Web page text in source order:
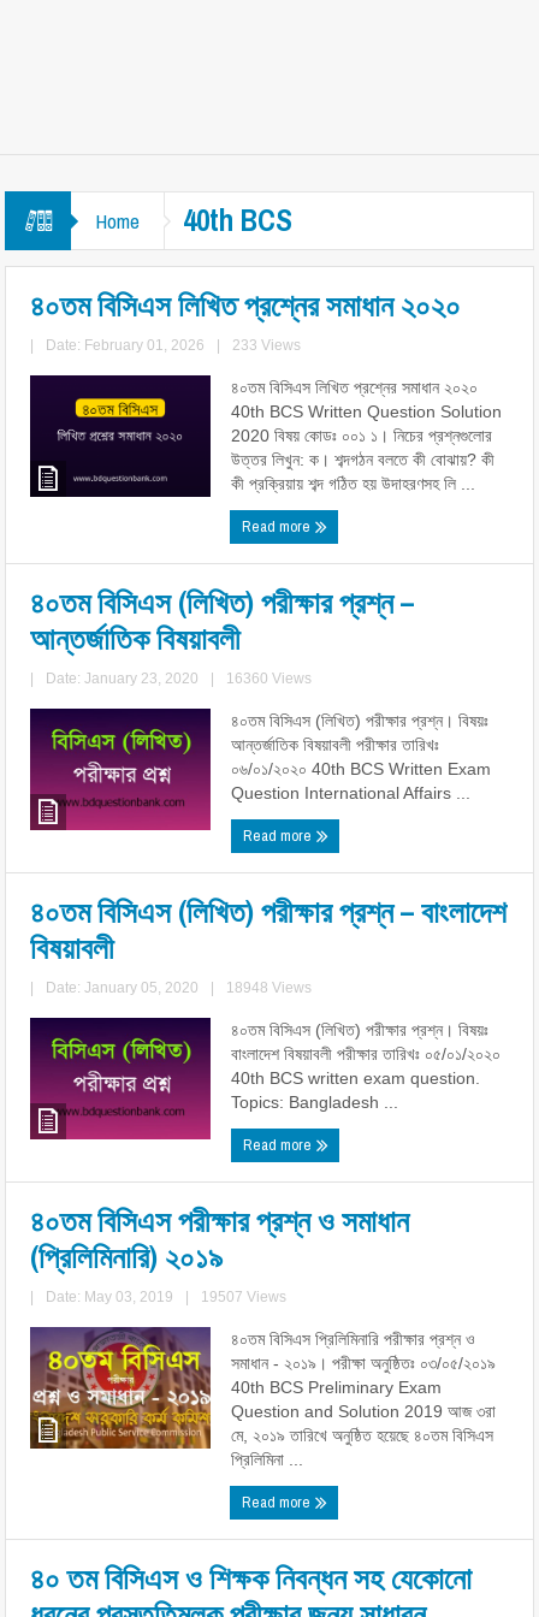
Home 40th BCS
৪০তম বিসিএস লিখিত প্রশ্নের সমাধান ২০২০
Date: February 01, 2026 233 Views
৪০তম বিসিএস লিখিত প্রশ্নের সমাধান ২০২০
40th BCS Written Question Solution
2020 বিষয় কোডঃ ০০১ ১। নিচের প্রশ্নগুলাের
উত্তর লিখুন: ক। শব্দগঠন বলতে কী বােঝায়? কী
কী প্রক্রিয়ায় শব্দ গঠিত হয় উদাহরণসহ লি ...
Read more
৪০তম বিসিএস (লিখিত) পরীক্ষার প্রশ্ন –
আন্তর্জাতিক বিষয়াবলী
Date: January 23, 2020 16360 Views
৪০তম বিসিএস (লিখিত) পরীক্ষার প্রশ্ন। বিষয়ঃ
আন্তর্জাতিক বিষয়াবলী পরীক্ষার তারিখঃ
০৬/০১/২০২০ 40th BCS Written Exam
Question International Affairs ...
Read more
৪০তম বিসিএস (লিখিত) পরীক্ষার প্রশ্ন – বাংলাদেশ
বিষয়াবলী
Date: January 05, 2020 18948 Views
৪০তম বিসিএস (লিখিত) পরীক্ষার প্রশ্ন। বিষয়ঃ
বাংলাদেশ বিষয়াবলী পরীক্ষার তারিখঃ ০৫/০১/২০২০
40th BCS written exam question.
Topics: Bangladesh ...
Read more
৪০তম বিসিএস পরীক্ষার প্রশ্ন ও সমাধান
(প্রিলিমিনারি) ২০১৯
Date: May 03, 2019 19507 Views
৪০তম বিসিএস প্রিলিমিনারি পরীক্ষার প্রশ্ন ও
সমাধান - ২০১৯। পরীক্ষা অনুষ্ঠিতঃ ০৩/০৫/২০১৯
40th BCS Preliminary Exam
Question and Solution 2019 আজ ৩রা
মে, ২০১৯ তারিখে অনুষ্ঠিত হয়েছে ৪০তম বিসিএস
প্রিলিমিনা ...
Read more
৪০ তম বিসিএস ও শিক্ষক নিবন্ধন সহ যেকোনো